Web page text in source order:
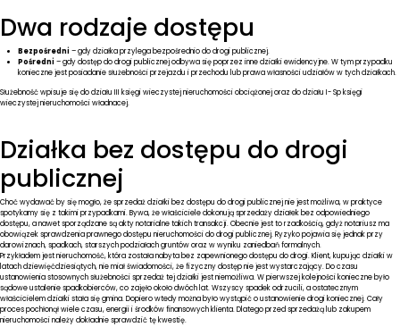
Dwa rodzaje dostępu
Bezpośredni– gdy działka przylega bezpośrednio do drogi publicznej.
Pośredni– gdy dostęp do drogi publicznej odbywa się poprzez inne działki ewidencyjne. W tym przypadku
konieczne jest posiadanie służebności przejazdu i przechodu lub prawa własności udziałów w tych działkach.
Służebność wpisuje się do działu III księgi wieczystej nieruchomości obciążonej oraz do działu I- Sp księgi
wieczystej nieruchomości władnacej.
Działka bez dostępu do drogi
publicznej
Choć wydawać by się mogło, że sprzedaż działki bez dostępu do drogi publicznej nie jest możliwa, w praktyce
spotykamy się z takimi przypadkami. Bywa, że właściciele dokonują sprzedaży działek bez odpowiedniego
dostępu, a nawet sporządzane są akty notarialne takich transakcji. Obecnie jest to rzadkością, gdyż notariusz ma
obowiązek sprawdzenia prawnego dostępu nieruchomości do drogi publicznej. Ryzyko pojawia się jednak przy
darowiznach, spadkach, starszych podziałach gruntów oraz w wyniku zaniedbań formalnych.
Przykładem jest nieruchomość, która została nabyta bez zapewnionego dostępu do drogi. Klient, kupując działki w
latach dziewięćdziesiątych, nie miał świadomości, że fizyczny dostęp nie jest wystarczający. Do czasu
ustanowienia stosownych służebności sprzedaż tej działki jest niemożliwa. W pierwszej kolejności konieczne było
sądowe ustalenie spadkobierców, co zajęło około dwóch lat. Wszyscy spadek odrzucili, a ostatecznym
właścicielem działki stała się gmina. Dopiero wtedy można było wystąpić o ustanowienie drogi koniecznej. Cały
proces pochłonął wiele czasu, energii i środków finansowych klienta. Dlatego przed sprzedażą lub zakupem
nieruchomości należy dokładnie sprawdzić tę kwestię.